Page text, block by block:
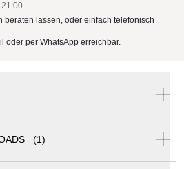
beraten lassen, oder einfach telefonisch
oder per WhatsApp erreichbar.
(1)